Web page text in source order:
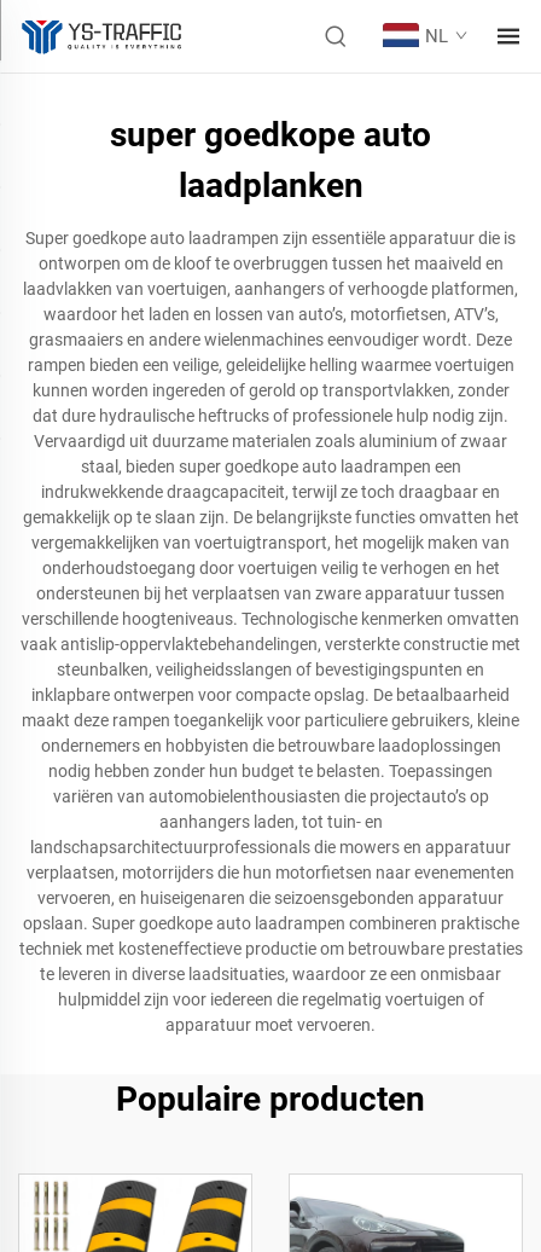
NL
super goedkope auto
laadplanken
Super goedkope auto laadrampen zijn essentiële apparatuur die is
ontworpen om de kloof te overbruggen tussen het maaiveld en
laadvlakken van voertuigen, aanhangers of verhoogde platformen,
waardoor het laden en lossen van auto’s, motorfietsen, ATV’s,
grasmaaiers en andere wielenmachines eenvoudiger wordt. Deze
rampen bieden een veilige, geleidelijke helling waarmee voertuigen
kunnen worden ingereden of gerold op transportvlakken, zonder
dat dure hydraulische heftrucks of professionele hulp nodig zijn.
Vervaardigd uit duurzame materialen zoals aluminium of zwaar
staal, bieden super goedkope auto laadrampen een
indrukwekkende draagcapaciteit, terwijl ze toch draagbaar en
gemakkelijk op te slaan zijn. De belangrijkste functies omvatten het
vergemakkelijken van voertuigtransport, het mogelijk maken van
onderhoudstoegang door voertuigen veilig te verhogen en het
ondersteunen bij het verplaatsen van zware apparatuur tussen
verschillende hoogteniveaus. Technologische kenmerken omvatten
vaak antislip-oppervlaktebehandelingen, versterkte constructie met
steunbalken, veiligheidsslangen of bevestigingspunten en
inklapbare ontwerpen voor compacte opslag. De betaalbaarheid
maakt deze rampen toegankelijk voor particuliere gebruikers, kleine
ondernemers en hobbyisten die betrouwbare laadoplossingen
nodig hebben zonder hun budget te belasten. Toepassingen
variëren van automobielenthousiasten die projectauto’s op
aanhangers laden, tot tuin- en
landschapsarchitectuurprofessionals die mowers en apparatuur
verplaatsen, motorrijders die hun motorfietsen naar evenementen
vervoeren, en huiseigenaren die seizoensgebonden apparatuur
opslaan. Super goedkope auto laadrampen combineren praktische
techniek met kosteneffectieve productie om betrouwbare prestaties
te leveren in diverse laadsituaties, waardoor ze een onmisbaar
hulpmiddel zijn voor iedereen die regelmatig voertuigen of
apparatuur moet vervoeren.
Populaire producten